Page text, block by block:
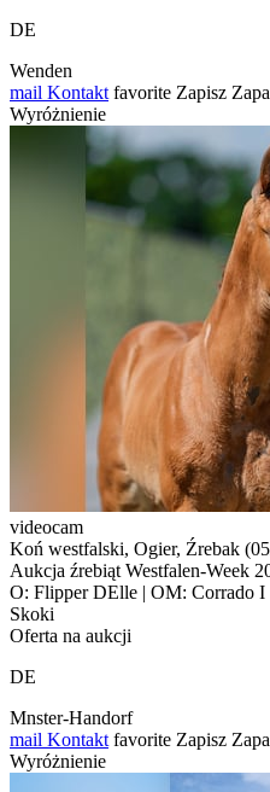
DE
Wenden
mail Kontakt favorite Zapisz
Wyróżnienie
videocam
Koń westfalski, Ogier, Źrebak
Aukcja źrebiąt Westfalen-Week
O: Flipper DElle | OM: Corrado I
Skoki
Oferta na aukcji
DE
Mnster-Handorf
mail Kontakt favorite Zapisz
Wyróżnienie